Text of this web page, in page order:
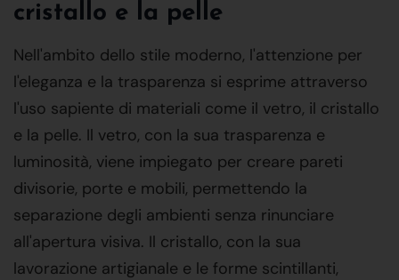
cristallo e la pelle
Nell'ambito dello stile moderno, l'attenzione per
l'eleganza e la trasparenza si esprime attraverso
l'uso sapiente di materiali come il vetro, il cristallo
e la pelle. Il vetro, con la sua trasparenza e
luminosità, viene impiegato per creare pareti
divisorie, porte e mobili, permettendo la
separazione degli ambienti senza rinunciare
all'apertura visiva. Il cristallo, con la sua
lavorazione artigianale e le forme scintillanti,